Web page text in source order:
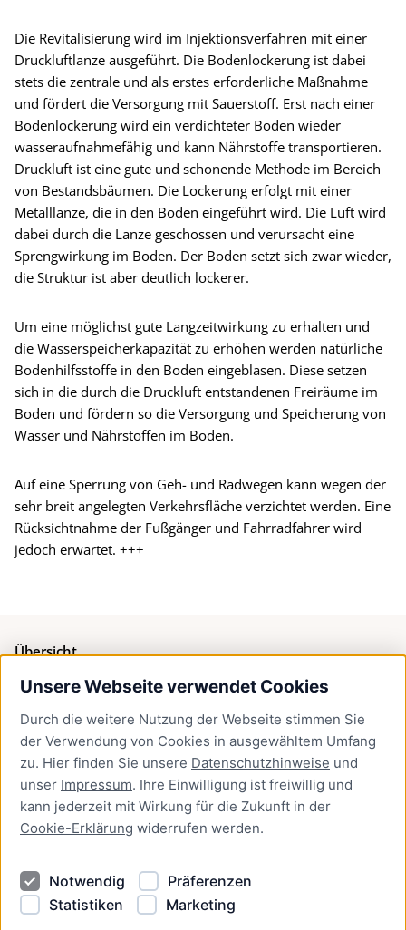
Unsere Webseite verwendet Cookies
Durch die weitere Nutzung der Webseite stimmen Sie
der Verwendung von Cookies in ausgewähltem Umfang
zu. Hier finden Sie unsere Datenschutzhinweise und
unser Impressum. Ihre Einwilligung ist freiwillig und
kann jederzeit mit Wirkung für die Zukunft in der
Cookie-Erklärung widerrufen werden.
Notwendig
Präferenzen
Statistiken
Marketing
Die Revitalisierung wird im Injektionsverfahren mit einer
Druckluftlanze ausgeführt. Die Bodenlockerung ist dabei
stets die zentrale und als erstes erforderliche Maßnahme
und fördert die Versorgung mit Sauerstoff. Erst nach einer
Bodenlockerung wird ein verdichteter Boden wieder
wasseraufnahmefähig und kann Nährstoffe transportieren.
Druckluft ist eine gute und schonende Methode im Bereich
von Bestandsbäumen. Die Lockerung erfolgt mit einer
Metalllanze, die in den Boden eingeführt wird. Die Luft wird
dabei durch die Lanze geschossen und verursacht eine
Sprengwirkung im Boden. Der Boden setzt sich zwar wieder,
die Struktur ist aber deutlich lockerer.
Um eine möglichst gute Langzeitwirkung zu erhalten und
die Wasserspeicherkapazität zu erhöhen werden natürliche
Bodenhilfsstoffe in den Boden eingeblasen. Diese setzen
sich in die durch die Druckluft entstandenen Freiräume im
Boden und fördern so die Versorgung und Speicherung von
Wasser und Nährstoffen im Boden.
Auf eine Sperrung von Geh- und Radwegen kann wegen der
sehr breit angelegten Verkehrsfläche verzichtet werden. Eine
Rücksichtnahme der Fußgänger und Fahrradfahrer wird
jedoch erwartet. +++
Übersicht
Bürgerservice
Presse
Newsletter Lübeck:kompakt
Kontakt
Kontakt
Datenschutzhinweise
Barrierefreiheit